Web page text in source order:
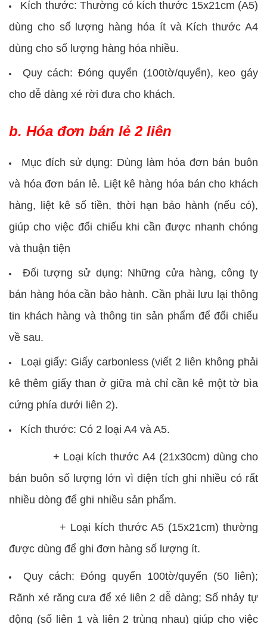
Kích thước: Thường có kích thước 15x21cm (A5)
dùng cho số lượng hàng hóa ít và Kích thước A4
dùng cho số lượng hàng hóa nhiều.
Quy cách: Đóng quyển (100tờ/quyển), keo gáy
cho dễ dàng xé rời đưa cho khách.
b. Hóa đơn bán lẻ 2 liên
Mục đích sử dụng: Dùng làm hóa đơn bán buôn
và hóa đơn bán lẻ. Liệt kê hàng hóa bán cho khách
hàng, liệt kê số tiền, thời hạn bảo hành (nếu có),
giúp cho việc đối chiếu khi cần được nhanh chóng
và thuận tiện
Đối tượng sử dụng: Những cửa hàng, công ty
bán hàng hóa cần bảo hành. Cần phải lưu lại thông
tin khách hàng và thông tin sản phẩm để đối chiếu
về sau.
Loại giấy: Giấy carbonless (viết 2 liên không phải
kê thêm giấy than ở giữa mà chỉ cần kê một tờ bìa
cứng phía dưới liên 2).
Kích thước: Có 2 loại A4 và A5.
+ Loại kích thước A4 (21x30cm) dùng cho
bán buôn số lượng lớn vì diện tích ghi nhiều có rất
nhiều dòng để ghi nhiều sản phẩm.
+ Loại kích thước A5 (15x21cm) thường
được dùng để ghi đơn hàng số lượng ít.
Quy cách: Đóng quyển 100tờ/quyển (50 liên);
Rãnh xé răng cưa để xé liên 2 dễ dàng; Số nhảy tự
động (số liên 1 và liên 2 trùng nhau) giúp cho việc